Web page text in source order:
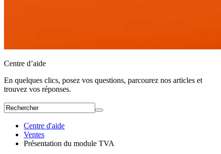
Centre d’aide
En quelques clics, posez vos questions, parcourez nos articles et
trouvez vos réponses.
Centre d'aide
Ventes
Présentation du module TVA